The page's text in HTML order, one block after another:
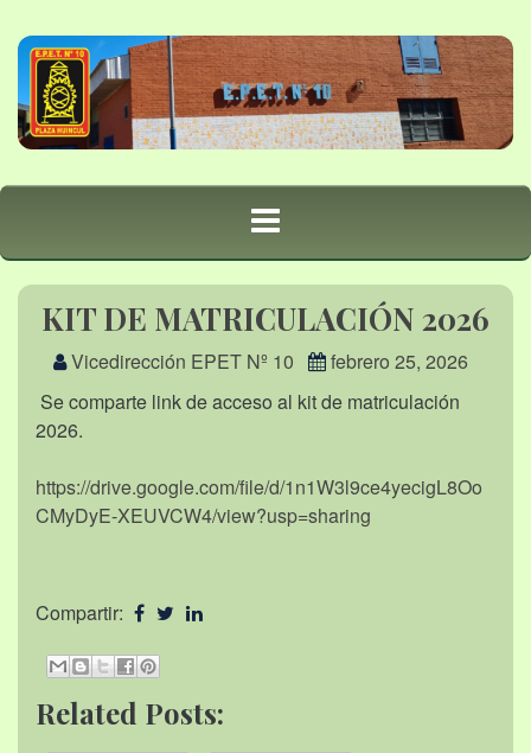
KIT DE MATRICULACIÓN 2026
Vicedirección EPET Nº 10
febrero 25, 2026
Se comparte link de acceso al kit de matriculación
2026.
https://drive.google.com/file/d/1n1W3l9ce4yecigL8Oo
CMyDyE-XEUVCW4/view?usp=sharing
Compartir:
Related Posts: